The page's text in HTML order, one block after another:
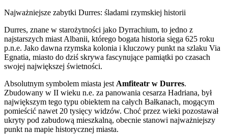
Najważniejsze zabytki Durres: śladami rzymskiej historii
Durres, znane w starożytności jako Dyrrachium, to jedno z
najstarszych miast Albanii, którego bogata historia sięga 625 roku
p.n.e. Jako dawna rzymska kolonia i kluczowy punkt na szlaku Via
Egnatia, miasto do dziś skrywa fascynujące pamiątki po czasach
swojej największej świetności.
Absolutnym symbolem miasta jest Amfiteatr w Durres.
Zbudowany w II wieku n.e. za panowania cesarza Hadriana, był
największym tego typu obiektem na całych Bałkanach, mogącym
pomieścić nawet 20 tysięcy widzów. Choć przez wieki pozostawał
ukryty pod zabudową mieszkalną, obecnie stanowi najważniejszy
punkt na mapie historycznej miasta.